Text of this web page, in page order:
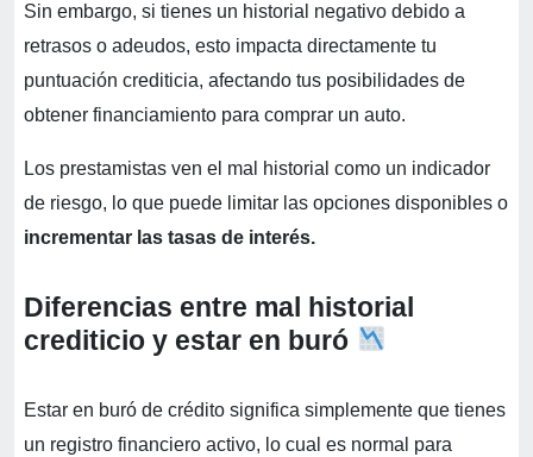
Sin embargo, si tienes un historial negativo debido a
retrasos o adeudos, esto impacta directamente tu
puntuación crediticia, afectando tus posibilidades de
obtener financiamiento para comprar un auto.
Los prestamistas ven el mal historial como un indicador
de riesgo, lo que puede limitar las opciones disponibles o
incrementar las tasas de interés.
Diferencias entre mal historial
crediticio y estar en buró
Estar en buró de crédito significa simplemente que tienes
un registro financiero activo, lo cual es normal para